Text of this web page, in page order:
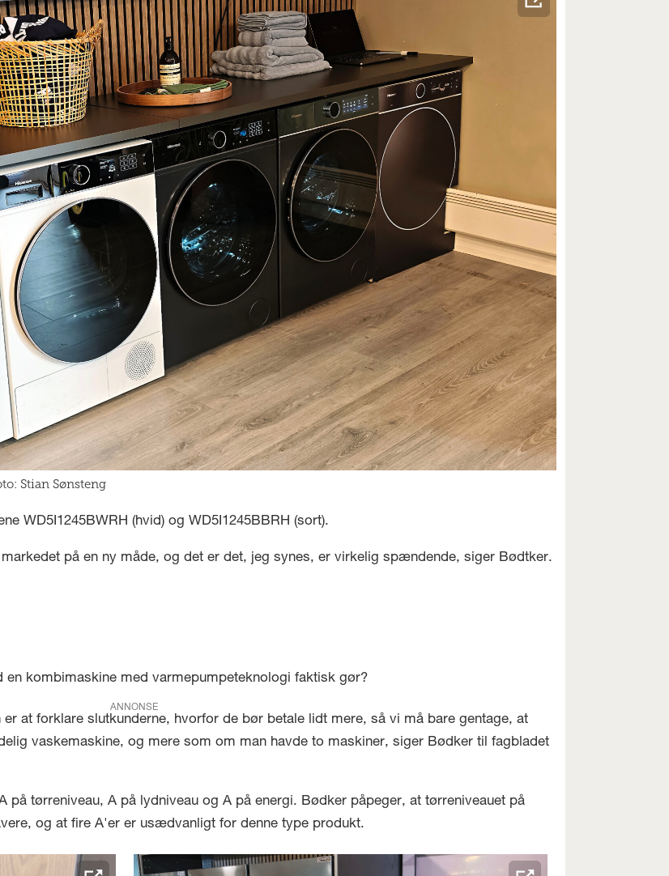
Stian Sønsteng
WD5I1245BWRH (hvid) og WD5I1245BBRH (sort).
på en ny måde, og det er det, jeg synes, er virkelig spændende, siger Bødtker.
kombimaskine med varmepumpeteknologi faktisk gør?
ANNONSE
at forklare slutkunderne, hvorfor de bør betale lidt mere, så vi må bare gentage, at
vaskemaskine, og mere som om man havde to maskiner, siger Bødker til fagbladet
på tørreniveau, A på lydniveau og A på energi. Bødker påpeger, at tørreniveauet på
og at fire A'er er usædvanligt for denne type produkt.